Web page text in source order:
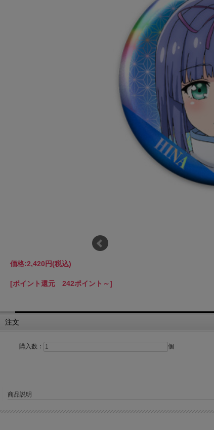
価格:2,420円(税込)
[ポイント還元 242ポイント～]
注文
購入数： 個
商品説明